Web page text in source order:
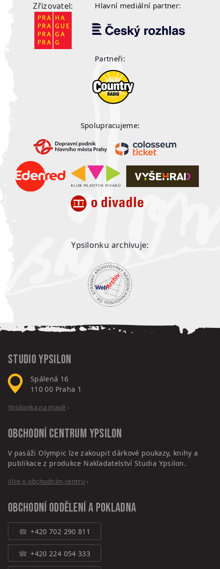
Zřizovatel: Hlavní mediální partner:
Partneři:
Spolupracujeme:
Ypsilonku archivuje:
Studio Ypsilon
Spálená 16
110 00 Praha 1
Ypsilonka na mapě ›
Obchodní centrum Ypsilon
V pasáži Olympic lze zakoupit dárkové poukazy, knihy a
publikace z produkce Nakladatelství Studia Ypsilon.
Více o obchodním centru ›
Obchodní oddělení a pokladna
+420 702 290 811
+420 224 054 333